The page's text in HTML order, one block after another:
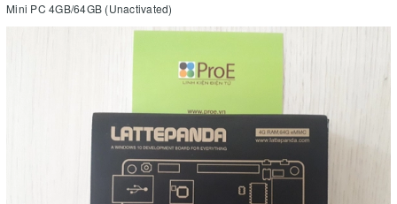
Mini PC 4GB/64GB (Unactivated)